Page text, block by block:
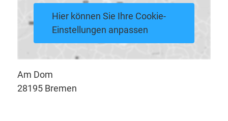
Hier können Sie Ihre Cookie-
Einstellungen anpassen
Am Dom
28195 Bremen